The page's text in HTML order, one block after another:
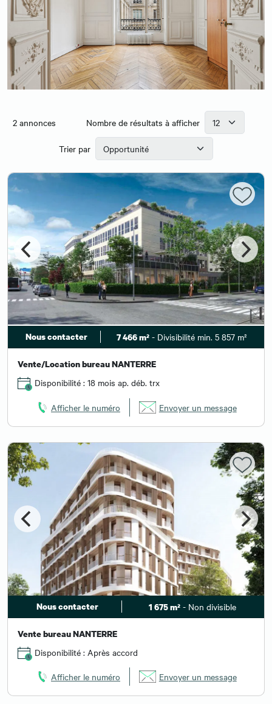
2annonces Nombre de résultats à afficher
Trier par
Nous contacter 7 466 m² - Divisibilité min. 5 857 m²
Vente/Location bureau NANTERRE
Disponibilité : 18 mois ap. déb. trx
Afficher le numéro Envoyer un message
Nous contacter 1 675 m²- Non divisible
Vente bureau NANTERRE
Disponibilité : Après accord
Afficher le numéro Envoyer un message